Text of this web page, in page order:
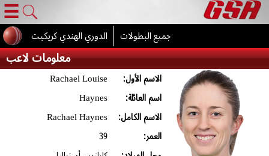
☰
الدوري الهندي كريكيت جميع البطولات
معلومات لاعب
الاسم الأول:
Rachael Louise
اسم العائلة:
Haynes
الاسم الكامل:
Rachael Haynes
العمر:
39